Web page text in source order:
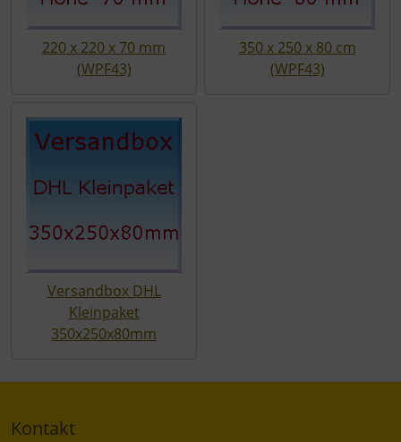
220 x 220 x 70 mm
(WPF43)
350 x 250 x 80 cm
(WPF43)
Versandbox DHL
Kleinpaket
350x250x80mm
Kontakt